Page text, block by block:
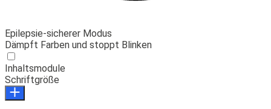
Epilepsie-sicherer Modus
Dämpft Farben und stoppt Blinken
Inhaltsmodule
Schriftgröße